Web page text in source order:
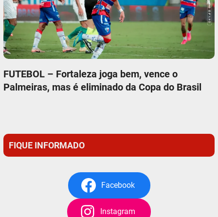
FUTEBOL – Fortaleza joga bem, vence o
Palmeiras, mas é eliminado da Copa do Brasil
FIQUE INFORMADO
Facebook
Instagram